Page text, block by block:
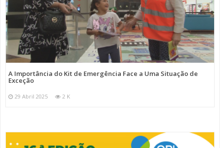
A Importância do Kit de Emergência Face a Uma Situação de
Exceção
29 Abril 2025 2 K